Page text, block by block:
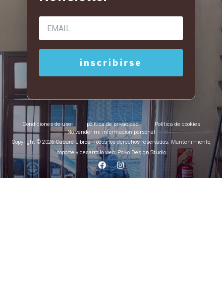
Condiciones de uso política de privacidad
Política de cookies
No vender mi información personal
Copyright © 2026 Caburé Libros. Todos los derechos reservados. Mantenimiento,
soporte y desarrollo web: Polvo Design Studio